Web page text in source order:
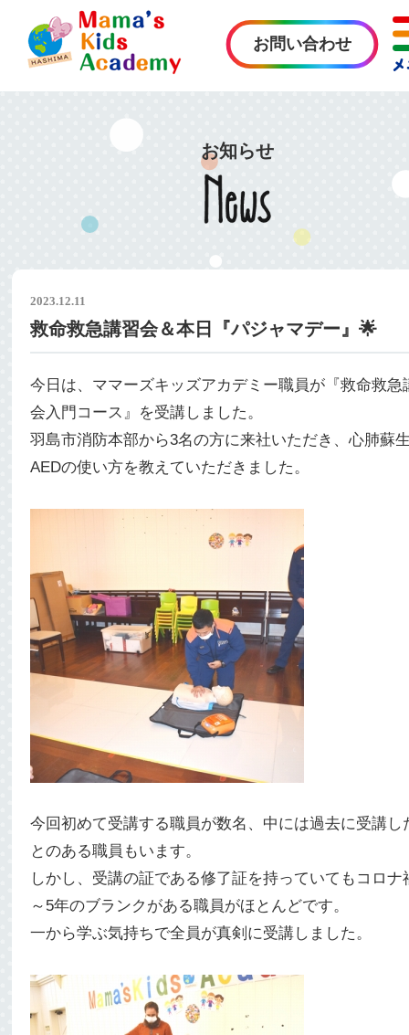
お問い合わせ
お知らせ
2023.12.11
救命救急講習会＆本日『パジャマデー』🌟
今日は、ママーズキッズアカデミー職員が『救命救急
会入門コース』を受講しました。
羽島市消防本部から3名の方に来社いただき、心肺蘇
AEDの使い方を教えていただきました。
今回初めて受講する職員が数名、中には過去に受講し
とのある職員もいます。
しかし、受講の証である修了証を持っていてもコロナ
～5年のブランクがある職員がほとんどです。
一から学ぶ気持ちで全員が真剣に受講しました。